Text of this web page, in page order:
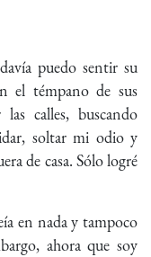
puedo sentir su
el témpano de sus
calles, buscando
soltar mi odio y
de casa. Sólo logré
en nada y tampoco
ahora que soy